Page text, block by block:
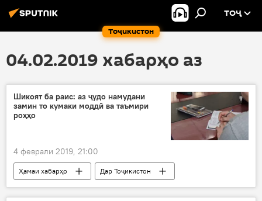
Тоҷикистон
ТОҶ
04.02.2019 хабарҳо аз
Шикоят ба раис: аз ҷудо намудани
замин то кумаки моддӣ ва таъмири
роҳҳо
4 феврали 2019, 21:00
Ҳамаи хабарҳо
Дар Тоҷикистон
Бобоҷон Ғафуров
ноҳияи Бобоҷон Ғафуров